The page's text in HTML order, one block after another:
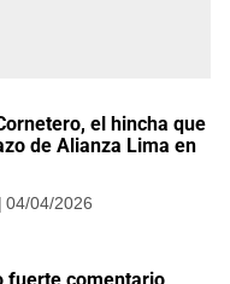
el hincha que
de Alianza Lima en
04/04/2026